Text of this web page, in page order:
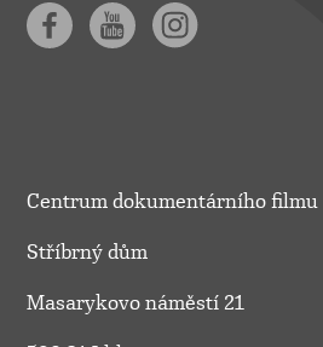
Centrum dokumentárního filmu
Stříbrný dům
Masarykovo náměstí 21